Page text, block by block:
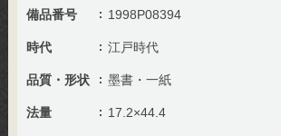
備品番号 1998P08394
時代 江戸時代
品質・形状 墨書・一紙
法量 17.2×44.4